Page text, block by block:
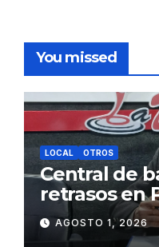
You missed
LOCAL OTROS
Central de
retrasos en
de Agua y
Juliaca
AGOSTO 1, 2026